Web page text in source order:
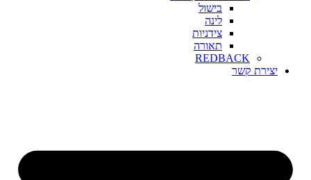
בישול
לינה
צידניות
תאורה
REDBACK
יצירת קשר